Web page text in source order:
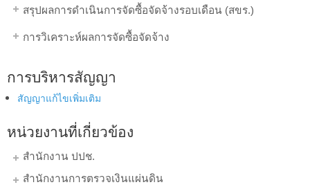
สรุปผลการดำเนินการจัดซื้อจัดจ้างรอบเดือน (สขร.)
การวิเคราะห์ผลการจัดซื้อจัดจ้าง
การบริหารสัญญา
สัญญาแก้ไขเพิ่มเติม
หน่วยงานที่เกี่ยวข้อง
สำนักงาน ปปช.
สำนักงานการตรวจเงินแผ่นดิน